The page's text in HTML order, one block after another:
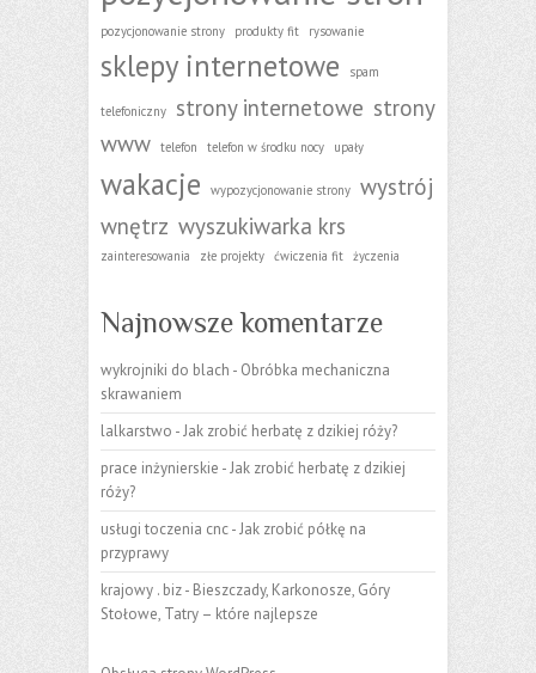
pozycjonowanie strony produkty fit rysowanie
sklepy internetowe spam
telefoniczny strony internetowe strony
www telefon telefon w środku nocy upały
wakacje wypozycjonowanie strony wystrój
wnętrz wyszukiwarka krs
zainteresowania złe projekty ćwiczenia fit życzenia
Najnowsze komentarze
wykrojniki do blach - Obróbka mechaniczna
skrawaniem
lalkarstwo -Jak zrobić herbatę z dzikiej róży?
prace inżynierskie -Jak zrobić herbatę z dzikiej
róży?
usługi toczenia cnc-Jak zrobić półkę na
przyprawy
krajowy . biz- Bieszczady, Karkonosze, Góry
Stołowe, Tatry – które najlepsze